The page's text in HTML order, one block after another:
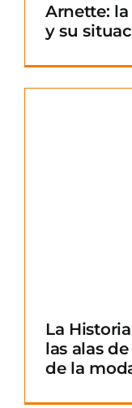
Arnette:
y su
La
las alas
de la